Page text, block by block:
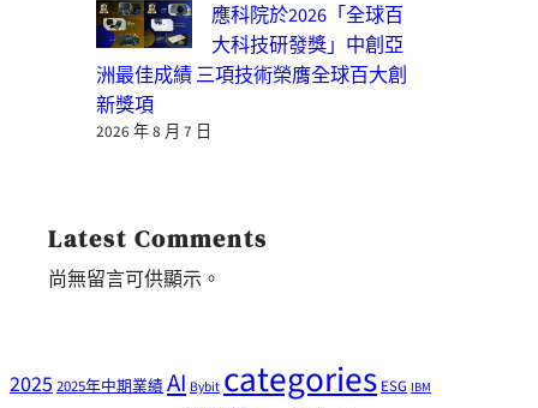
應科院於2026「全球百
大科技研發獎」中創亞
洲最佳成績 三項技術榮膺全球百大創
新獎項
2026 年 8 月 7 日
Latest Comments
尚無留言可供顯示。
20252025年中期業績AI Bybitcategories ESG IBM